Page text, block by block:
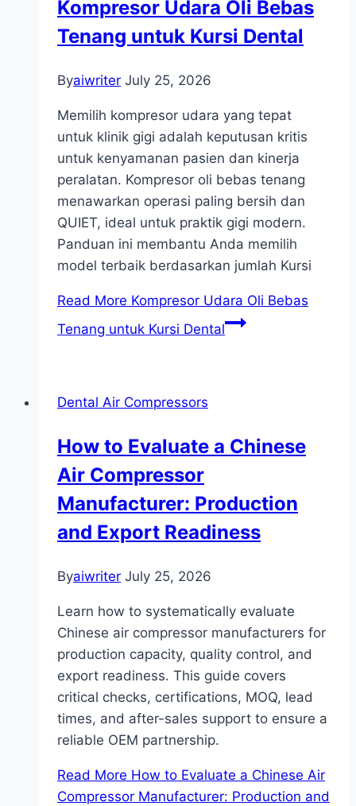
Kompresor Udara Oli Bebas
Tenang untuk Kursi Dental
Byaiwriter July 25, 2026
Memilih kompresor udara yang tepat
untuk klinik gigi adalah keputusan kritis
untuk kenyamanan pasien dan kinerja
peralatan. Kompresor oli bebas tenang
menawarkan operasi paling bersih dan
QUIET, ideal untuk praktik gigi modern.
Panduan ini membantu Anda memilih
model terbaik berdasarkan jumlah Kursi
Read More Kompresor Udara Oli Bebas
Tenang untuk Kursi Dental
Dental Air Compressors
How to Evaluate a Chinese
Air Compressor
Manufacturer: Production
and Export Readiness
Byaiwriter July 25, 2026
Learn how to systematically evaluate
Chinese air compressor manufacturers for
production capacity, quality control, and
export readiness. This guide covers
critical checks, certifications, MOQ, lead
times, and after-sales support to ensure a
reliable OEM partnership.
Read More How to Evaluate a Chinese Air
Compressor Manufacturer: Production and